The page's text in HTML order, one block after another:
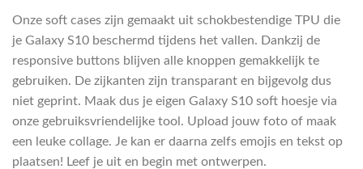
Onze soft cases zijn gemaakt uit schokbestendige TPU die
je Galaxy S10 beschermd tijdens het vallen. Dankzij de
responsive buttons blijven alle knoppen gemakkelijk te
gebruiken. De zijkanten zijn transparant en bijgevolg dus
niet geprint. Maak dus je eigen Galaxy S10 soft hoesje via
onze gebruiksvriendelijke tool. Upload jouw foto of maak
een leuke collage. Je kan er daarna zelfs emojis en tekst op
plaatsen! Leef je uit en begin met ontwerpen.